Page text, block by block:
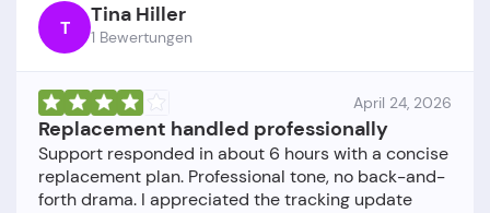
T Tina Hiller
1 Bewertungen
April 24, 2026
Replacement handled professionally
Support responded in about 6 hours with a concise
replacement plan. Professional tone, no back-and-
forth drama. I appreciated the tracking update